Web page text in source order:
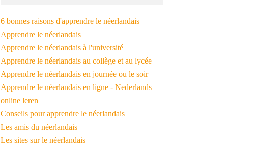
6 bonnes raisons d'apprendre le néerlandais
Apprendre le néerlandais
Apprendre le néerlandais à l'université
Apprendre le néerlandais au collège et au lycée
Apprendre le néerlandais en journée ou le soir
Apprendre le néerlandais en ligne - Nederlands
online leren
Conseils pour apprendre le néerlandais
Les amis du néerlandais
Les sites sur le néerlandais